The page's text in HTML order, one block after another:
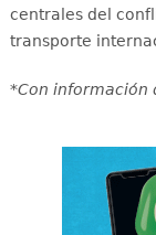
centrales del
transporte
*Con información